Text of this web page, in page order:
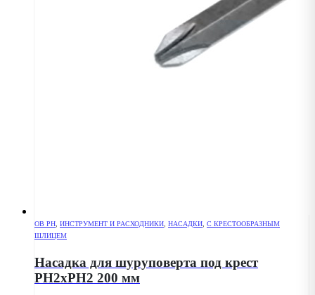
OB PH, ИНСТРУМЕНТ И РАСХОДНИКИ, НАСАДКИ, С КРЕСТООБРАЗНЫМ
ШЛИЦЕМ
Насадка для шуруповерта под крест
РН2хPH2 200 мм